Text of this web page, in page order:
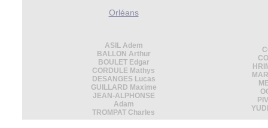
Orléans
ASIL Adem
BALLON Arthur
BOULET Edgar
CORDULE Mathys
DESANGES Lucas
GUILLARD Maxime
JEAN-ALPHONSE
Adam
TROMPAT Charles